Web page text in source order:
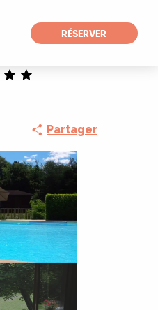
RÉSERVER
Partager